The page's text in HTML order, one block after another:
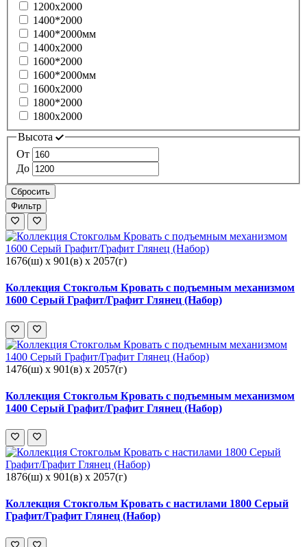
1200х2000
1400*2000
1400*2000мм
1400х2000
1600*2000
1600*2000мм
1600х2000
1800*2000
1800х2000
Высота
От
До
Сбросить
Фильтр
1676(ш) x 901(в) x 2057(г)
Коллекция Стокгольм Кровать с подъемным механизмом
1600 Серый Графит/Графит Глянец (Набор)
1476(ш) x 901(в) x 2057(г)
Коллекция Стокгольм Кровать с подъемным механизмом
1400 Серый Графит/Графит Глянец (Набор)
1876(ш) x 901(в) x 2057(г)
Коллекция Стокгольм Кровать с настилами 1800 Серый
Графит/Графит Глянец (Набор)